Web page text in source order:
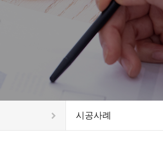
시공사례